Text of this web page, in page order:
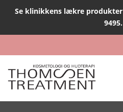
Se klinikkens lækre produkter
9495.